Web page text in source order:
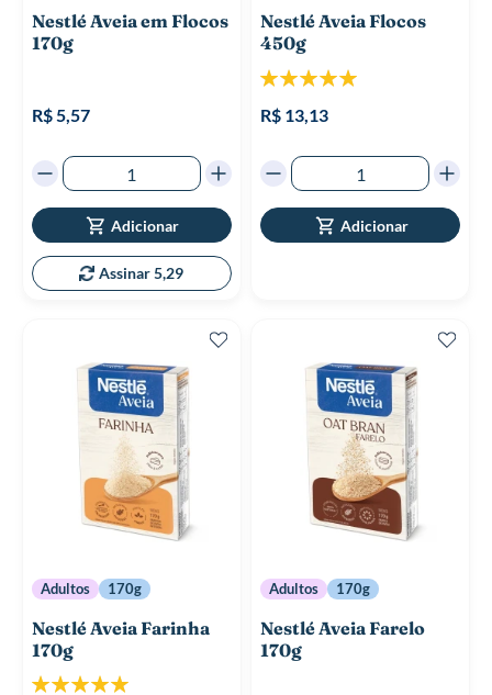
Nestlé Aveia em Flocos
170g
R$ 5,57
Adicionar
Assinar 5,29
Nestlé Aveia Flocos
450g
Classificação:
R$ 13,13
Adicionar
Adultos 170g
Nestlé Aveia Farinha
170g
Classificação:
Adultos 170g
Nestlé Aveia Farelo
170g